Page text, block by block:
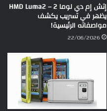
إتش إم دي لوما 2 – HMD Luma2
يظهر في تسريب يكشف
مواصفاته الرئيسية!
22/06/2026